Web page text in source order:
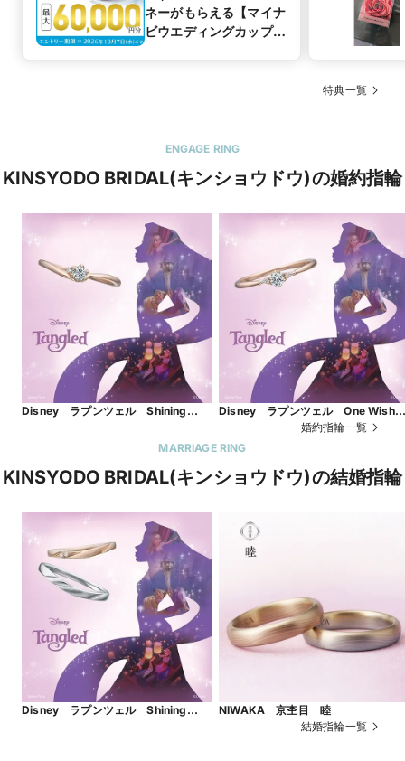
ネーがもらえる【マイナ
ビウエディングカップル
特典一覧
ENGAGE RING
KINSYODO BRIDAL(キンショウドウ)の婚約指輪
Disney ラプンツェル Shining
Disney ラプンツェル One Wish
～ひとつの願い～婚約指輪一覧
MARRIAGE RING
KINSYODO BRIDAL(キンショウドウ)の結婚指輪
Disney ラプンツェル Shining
NIWAKA 京杢目 睦
結婚指輪一覧